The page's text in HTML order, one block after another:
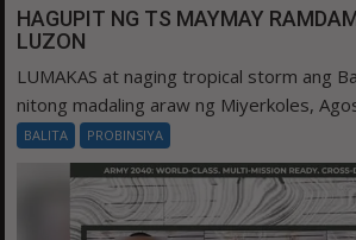
HAGUPIT NG TS MAYMAY
LUZON
LUMAKAS at naging tropical storm ang
nitong madaling araw ng Miyerkoles,
BALITA PROBINSIYA